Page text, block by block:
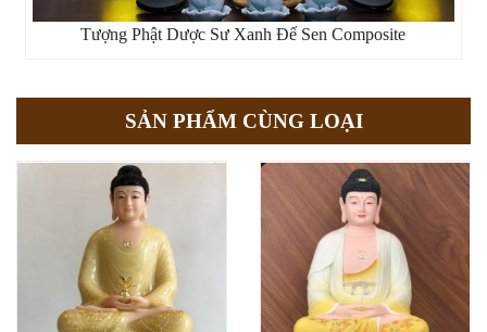
Tượng Phật Dược Sư Xanh Đế Sen Composite
SẢN PHẨM CÙNG LOẠI